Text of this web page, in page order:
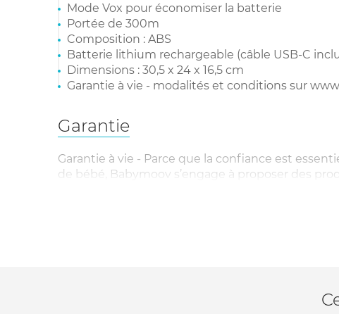
Mode Vox pour économiser la batterie
Portée de 300m
Composition : ABS
Batterie lithium rechargeable (câble USB-C
Dimensions : 30,5 x 24 x 16,5 cm
Garantie à vie - modalités et conditions sur
Garantie
Garantie à vie - Parce que la confiance est
de bébé, Babymoov s’engage à proposer des
ses produits. Pour en bénéficier, remplissez le
site de Babymoov dans un délai de 2 mois après